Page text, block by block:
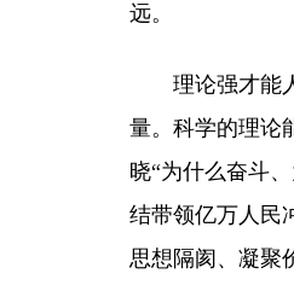
远。
理论强才能
量。科学的理论
晓“为什么奋斗
结带领亿万人民
思想隔阂、凝聚